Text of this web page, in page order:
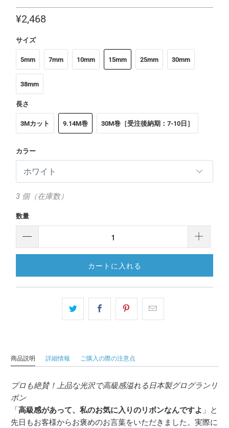
¥2,468
サイズ
5mm 7mm 10mm 15mm 25mm 30mm
38mm
長さ
3Mカット 9.14M巻 30M巻［受注後納期：7-10日］
カラー
3 個（在庫数）
数量
カートに入れる
商品説明 詳細情報 ご購入の際の注意点
プロも絶賛！上品な光沢で高級感溢れる日本製グログランリ
ボン
「高級感があって、私のお気に入りのリボンなんですよ 」と
先日もお客様からお褒めのお言葉をいただきました。実際に